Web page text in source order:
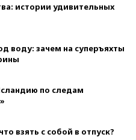
истории удивительных
воду: зачем на суперъяхты
по следам
взять с собой в отпуск?